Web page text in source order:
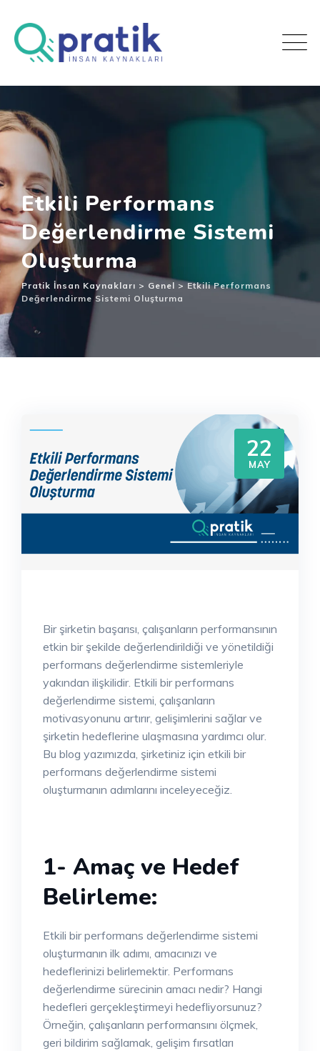
Etkili Performans
Değerlendirme Sistemi
Oluşturma
Pratik İnsan Kaynakları > Genel >Etkili Performans
Değerlendirme Sistemi Oluşturma
22
MAY
Bir şirketin başarısı, çalışanların performansının
etkin bir şekilde değerlendirildiği ve yönetildiği
performans değerlendirme sistemleriyle
yakından ilişkilidir. Etkili bir performans
değerlendirme sistemi, çalışanların
motivasyonunu artırır, gelişimlerini sağlar ve
şirketin hedeflerine ulaşmasına yardımcı olur.
Bu blog yazımızda, şirketiniz için etkili bir
performans değerlendirme sistemi
oluşturmanın adımlarını inceleyeceğiz.
1- Amaç ve Hedef
Belirleme:
Etkili bir performans değerlendirme sistemi
oluşturmanın ilk adımı, amacınızı ve
hedeflerinizi belirlemektir. Performans
değerlendirme sürecinin amacı nedir? Hangi
hedefleri gerçekleştirmeyi hedefliyorsunuz?
Örneğin, çalışanların performansını ölçmek,
geri bildirim sağlamak, gelişim fırsatları